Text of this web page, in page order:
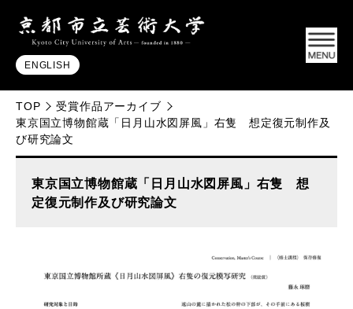
ENGLISH
TOP
受賞作品アーカイブ
東京国立博物館蔵「日月山水図屏風」右隻 想定復元制作及
び研究論文
東京国立博物館蔵「日月山水図屏風」右隻 想
定復元制作及び研究論文